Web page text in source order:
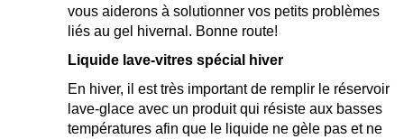
vous aiderons à solutionner vos petits problèmes
liés au gel hivernal. Bonne route!
Liquide lave-vitres spécial hiver
En hiver, il est très important de remplir le réservoir
lave-glace avec un produit qui résiste aux basses
températures afin que le liquide ne gèle pas et ne